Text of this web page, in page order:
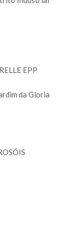
EPP
da Gloria